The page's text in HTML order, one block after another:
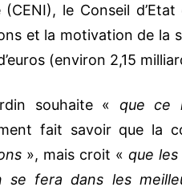
le Conseil
et la motivation de la
(environ 2,15
souhaite « que ce
fait savoir que la
», mais croit « que
se fera dans les